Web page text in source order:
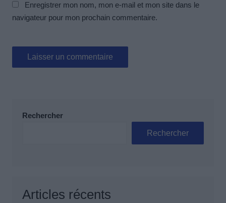
Enregistrer mon nom, mon e-mail et mon site dans le
navigateur pour mon prochain commentaire.
Rechercher
Rechercher
Articles récents